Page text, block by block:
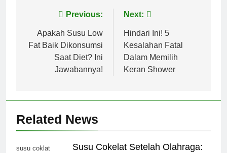
navigation
Previous:
Apakah Susu Low
Fat Baik Dikonsumsi
Saat Diet? Ini
Jawabannya!
Next:
Hindari Ini! 5
Kesalahan Fatal
Dalam Memilih
Keran Shower
Related News
susu coklat
Susu Cokelat Setelah Olahraga: